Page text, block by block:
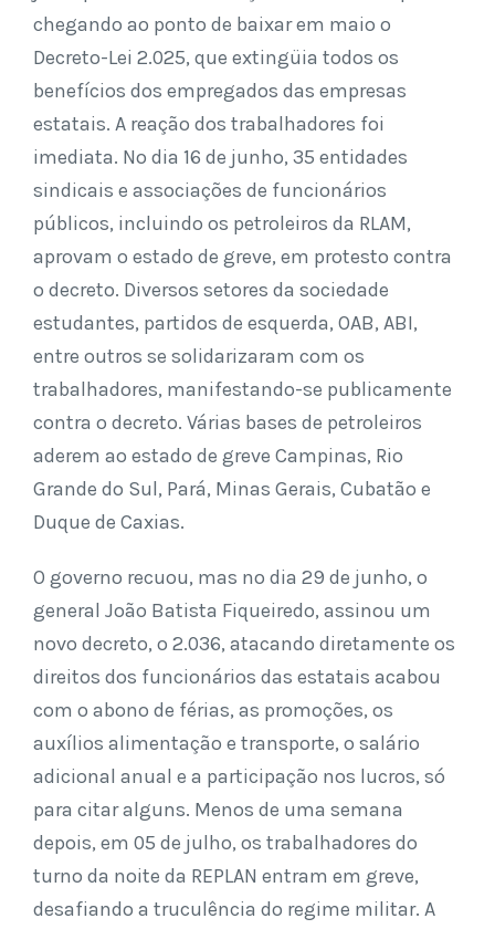
chegando ao ponto de baixar em maio o
Decreto-Lei 2.025, que extingüia todos os
benefícios dos empregados das empresas
estatais. A reação dos trabalhadores foi
imediata. No dia 16 de junho, 35 entidades
sindicais e associações de funcionários
públicos, incluindo os petroleiros da RLAM,
aprovam o estado de greve, em protesto contra
o decreto. Diversos setores da sociedade
estudantes, partidos de esquerda, OAB, ABI,
entre outros se solidarizaram com os
trabalhadores, manifestando-se publicamente
contra o decreto. Várias bases de petroleiros
aderem ao estado de greve Campinas, Rio
Grande do Sul, Pará, Minas Gerais, Cubatão e
Duque de Caxias.
O governo recuou, mas no dia 29 de junho, o
general João Batista Fiqueiredo, assinou um
novo decreto, o 2.036, atacando diretamente os
direitos dos funcionários das estatais acabou
com o abono de férias, as promoções, os
auxílios alimentação e transporte, o salário
adicional anual e a participação nos lucros, só
para citar alguns. Menos de uma semana
depois, em 05 de julho, os trabalhadores do
turno da noite da REPLAN entram em greve,
desafiando a truculência do regime militar. A